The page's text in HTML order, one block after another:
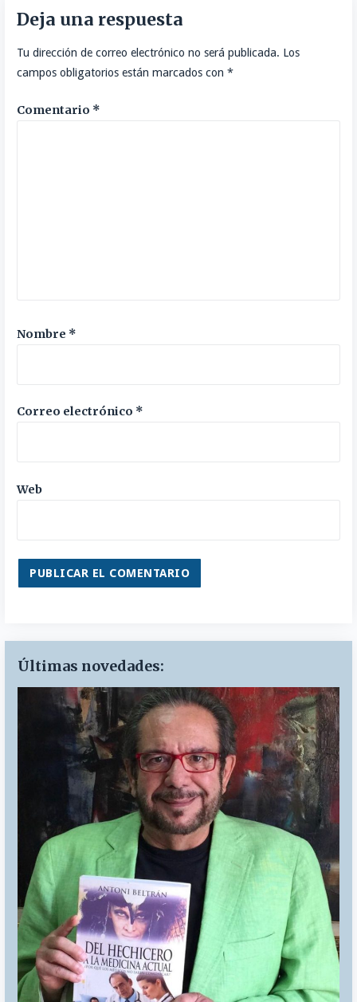
Deja una respuesta
Tu dirección de correo electrónico no será publicada. Los
campos obligatorios están marcados con *
Comentario *
Nombre *
Correo electrónico *
Web
Últimas novedades: